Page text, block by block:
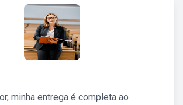
minha entrega é completa ao